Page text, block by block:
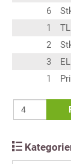
6
1
TL
2
3
EL
1